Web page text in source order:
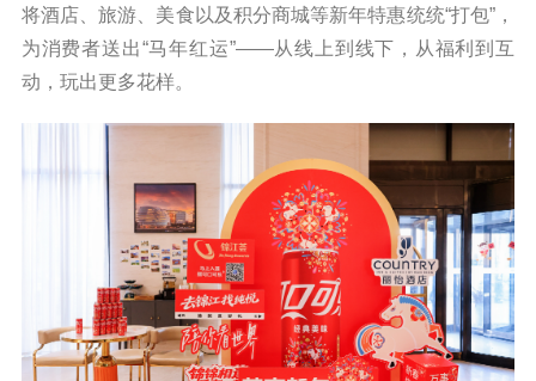
将酒店、旅游、美食以及积分商城等新年特惠统统“打包”，
为消费者送出“马年红运”——从线上到线下，从福利到互
动，玩出更多花样。